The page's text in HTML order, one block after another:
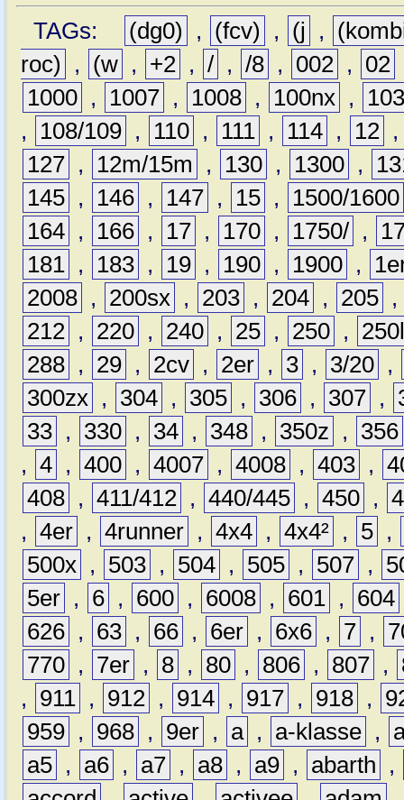
TAGs:
(dg0) , (fcv) , (j ,
roc)
, (w , +2 , / , /8 , 002 , 02
1000 , 1007 , 1008 , 100nx ,
,
108/109 , 110 , 111 , 114 , 12
127 , 12m/15m , 130 , 1300 ,
145 , 146 , 147 , 15 ,
1500/1600
164 , 166 , 17 , 170 , 1750/ ,
181 , 183 , 19 , 190 , 1900 ,
2008 , 200sx , 203 , 204 , 205 ,
212 , 220 , 240 , 25 , 250 ,
288 , 29 , 2cv , 2er , 3 , 3/20 ,
300zx , 304 , 305 , 306 , 307 ,
33 , 330 , 34 , 348 , 350z ,
356
, 4 , 400 , 4007 , 4008 , 403 ,
408 , 411/412 , 440/445 , 450 ,
, 4er , 4runner , 4x4 , 4x4² , 5 ,
500x , 503 , 504 , 505 , 507 ,
5er , 6 , 600 , 6008 , 601 , 604
626 , 63 , 66 , 6er , 6x6 , 7 ,
770 , 7er , 8 , 80 , 806 , 807 ,
,
911 , 912 , 914 , 917 , 918 ,
959 , 968 , 9er , a , a-klasse ,
a5 , a6 , a7 , a8 , a9 , abarth
,